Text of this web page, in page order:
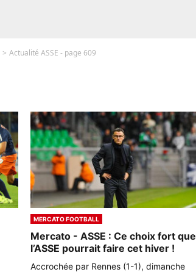
Actualité ASSE - page 609
MERCATO FOOTBALL
Mercato - ASSE : Ce choix fort que
l’ASSE pourrait faire cet hiver !
Accrochée par Rennes (1-1), dimanche